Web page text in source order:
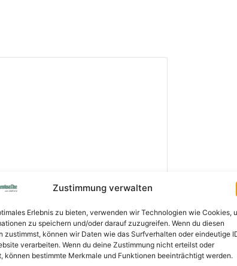
Zustimmung verwalten
Erlebnis zu bieten, verwenden wir Technologien wie Cookies,
zu speichern und/oder darauf zuzugreifen. Wenn du diesen
zustimmst, können wir Daten wie das Surfverhalten oder eindeutige
verarbeiten. Wenn du deine Zustimmung nicht erteilst oder
können bestimmte Merkmale und Funktionen beeinträchtigt werden.